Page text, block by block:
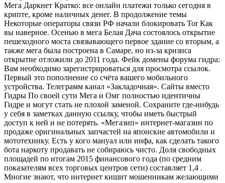
Мега Даркнет Кратко: все онлайн платежи только сегодня в
крипте, кроме наличных денег. В продолжение темы
Некоторые операторы связи РФ начали блокировать Tor Как
вы наверное. Осенью в мега Белая Дача состоялось открытие
пешеходного моста связывающего первое здание со вторым, а
также мега была построена в Самаре, но из-за кризиса
открытие отложили до 2011 года. Фейк домены форума гидра:
Вам необходимо зарегистрироваться для просмотра ссылок.
Первый это пополнение со счёта вашего мобильного
устройства. Телеграмм канал «Закладочная». Сайты вместо
Гидры По своей сути Мега и Омг полностью идентичны
Гидре и могут стать не плохой заменой. Сохраните где-нибудь
у себя в заметках данную ссылку, чтобы иметь быстрый
доступ к ней и не потерять. «Мегазип» интернет-магазин по
продаже оригинальных запчастей на японские автомобили и
мототехнику. Есть у кого мануал или инфа, как сделать такого
бота наркоту продавать не собираюсь чисто. Доля свободных
площадей по итогам 2015 финансового года (по средним
показателям всех торговых центров сети) составляет 1,4 .
Многие знают, что интернет кишит мошенникам желающими